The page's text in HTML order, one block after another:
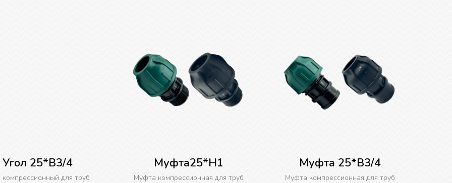
Угол 25*B3/4
компрессионный для труб
Муфта25*H1
Муфта компрессионная для труб
Муфта 25*B3/4
Муфта компрессионная для труб